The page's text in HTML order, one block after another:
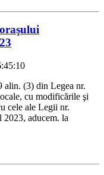
alin. (3) din Legea nr.
cu modificările şi
cele ale Legii nr.
2023, aducem. la